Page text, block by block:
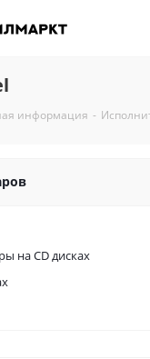
информация -
на CD дисках